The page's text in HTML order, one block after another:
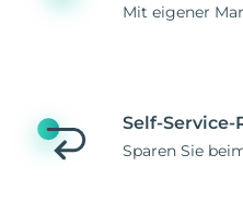
Mit eigener
Self-
Sparen Sie